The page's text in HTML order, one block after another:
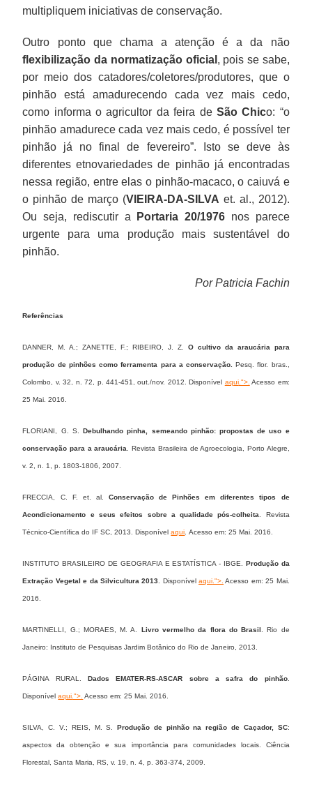
multipliquem iniciativas de conservação.
Outro ponto que chama a atenção é a da não
flexibilização da normatização oficial , pois se sabe,
por meio dos catadores/coletores/produtores, que o
pinhão está amadurecendo cada vez mais cedo,
como informa o agricultor da feira de São Chico: “o
pinhão amadurece cada vez mais cedo, é possível ter
pinhão já no final de fevereiro”. Isto se deve às
diferentes etnovariedades de pinhão já encontradas
nessa região, entre elas o pinhão-macaco, o caiuvá e
o pinhão de março (VIEIRA-DA-SILVA et. al., 2012).
Ou seja, rediscutir a
Portaria 20/1976 nos parece
urgente para uma produção mais sustentável do
pinhão.
Por Patricia Fachin
Referências
DANNER, M. A.; ZANETTE, F.; RIBEIRO, J. Z. O cultivo da araucária para
produção de pinhões como ferramenta para a conservação. Pesq. flor. bras.,
Colombo, v. 32, n. 72, p. 441-451, out./nov. 2012. Disponível aqui.">. Acesso em:
25 Mai. 2016.
FLORIANI, G. S.Debulhando pinha, semeando pinhão: propostas de uso e
conservação para a araucária . Revista Brasileira de Agroecologia, Porto Alegre,
v. 2, n. 1, p. 1803-1806, 2007.
FRECCIA, C. F. et. al. Conservação de Pinhões em diferentes tipos de
Acondicionamento e seus efeitos sobre a qualidade pós-colheita . Revista
Técnico-Científica do IF SC, 2013. Disponívelaqui . Acesso em: 25 Mai. 2016.
INSTITUTO BRASILEIRO DE GEOGRAFIA E ESTATÍSTICA - IBGE. Produção da
Extração Vegetal e da Silvicultura 2013 . Disponívelaqui .">. Acesso em: 25 Mai.
2016.
MARTINELLI, G.; MORAES, M. A. Livro vermelho da flora do Brasil . Rio de
Janeiro: Instituto de Pesquisas Jardim Botânico do Rio de Janeiro, 2013.
PÁGINA RURAL. Dados EMATER-RS-ASCAR sobre a safra do pinhão.
Disponívelaqui .">. Acesso em: 25 Mai. 2016.
SILVA, C. V.; REIS, M. S.Produção de pinhão na região de Caçador, SC:
aspectos da obtenção e sua importância para comunidades locais. Ciência
Florestal, Santa Maria, RS, v. 19, n. 4, p. 363-374, 2009.